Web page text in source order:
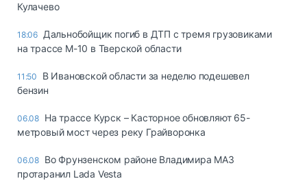
Кулачево
18:06 Дальнобойщик погиб в ДТП с тремя грузовиками
на трассе М-10 в Тверской области
11:50
В Ивановской области за неделю подешевел
бензин
06.08 На трассе Курск – Касторное обновляют 65-
метровый мост через реку Грайворонка
06.08 Во Фрунзенском районе Владимира МАЗ
протаранил Lada Vesta